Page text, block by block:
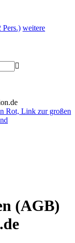
Pers.) weitere

(AGB)